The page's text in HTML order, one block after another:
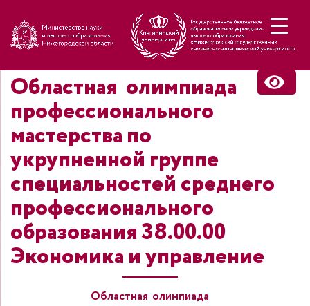
Областная олимпиада
профессионального
мастерства по
укрупненной группе
специальностей среднего
профессионального
образования 38.00.00
Экономика и управление
Областная олимпиада